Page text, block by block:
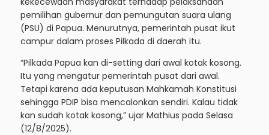
pemilihan gubernur dan pemungutan suara ulang
(PSU) di Papua. Menurutnya, pemerintah pusat ikut
campur dalam proses Pilkada di daerah itu.
“Pilkada Papua kan di-setting dari awal kotak kosong.
Itu yang mengatur pemerintah pusat dari awal.
Tetapi karena ada keputusan Mahkamah Konstitusi
sehingga PDIP bisa mencalonkan sendiri. Kalau tidak
kan sudah kotak kosong,” ujar Mathius pada Selasa
(12/8/2025).